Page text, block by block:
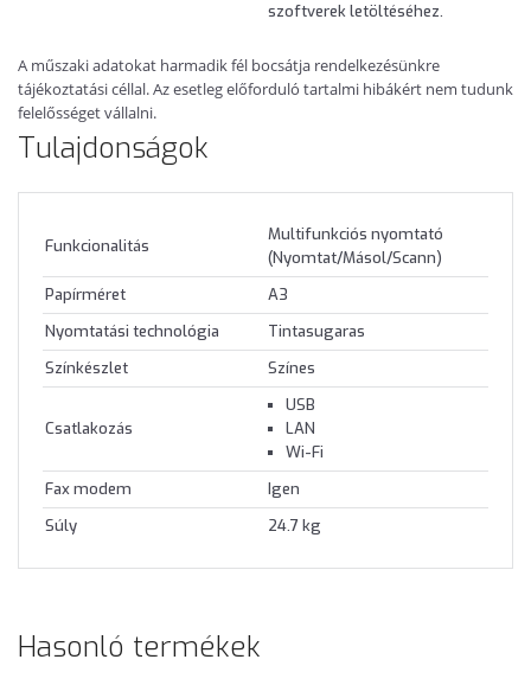
szoftverek letöltéséhez.
A műszaki adatokat harmadik fél bocsátja rendelkezésünkre
tájékoztatási céllal. Az esetleg előforduló tartalmi hibákért nem tudunk
felelősséget vállalni.
Tulajdonságok
Funkcionalitás
Multifunkciós nyomtató
(Nyomtat/Másol/Scann)
Papírméret
A3
Nyomtatási technológia
Tintasugaras
Színkészlet
Színes
Csatlakozás
USB
LAN
Wi-Fi
Fax modem
Igen
Súly
24.7 kg
Hasonló termékek